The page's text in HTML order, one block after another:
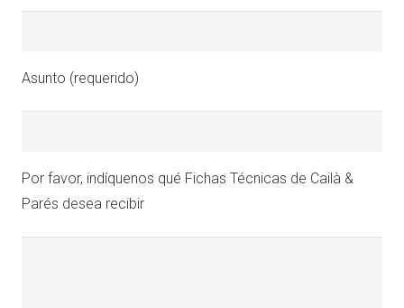
Asunto (requerido)
Por favor, indíquenos qué Fichas Técnicas de Cailà &
Parés desea recibir